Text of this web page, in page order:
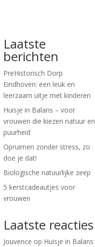
Laatste
berichten
PreHistorisch Dorp
Eindhoven: een leuk en
leerzaam uitje met kinderen
Huisje in Balans – voor
vrouwen die kiezen natuur en
puurheid
Opruimen zonder stress, zo
doe je dat!
Biologische natuurlijke zeep
5 kerstcadeautjes voor
vrouwen
Laatste reacties
Jouvence op Huisje in Balans